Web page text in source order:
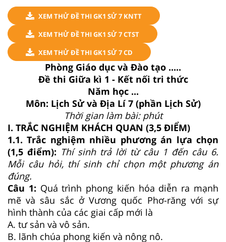
XEM THỬ ĐỀ THI GK1 SỬ 7 KNTT
XEM THỬ ĐỀ THI GK1 SỬ 7 CTST
XEM THỬ ĐỀ THI GK1 SỬ 7 CD
Phòng Giáo dục và Đào tạo .....
Đề thi Giữa kì 1 - Kết nối tri thức
Năm học ...
Môn: Lịch Sử và Địa Lí 7 (phần Lịch Sử)
Thời gian làm bài: phút
I. TRẮC NGHIỆM KHÁCH QUAN (3,5 ĐIỂM)
1.1. Trắc nghiệm nhiều phương án lựa chọn
(1,5 điểm): Thí sinh trả lời từ câu 1 đến câu 6.
Mỗi câu hỏi, thí sinh chỉ chọn một phương án
đúng.
Câu 1: Quá trình phong kiến hóa diễn ra mạnh
mẽ và sâu sắc ở Vương quốc Phơ-răng với sự
hình thành của các giai cấp mới là
A. tư sản và vô sản.
B. lãnh chúa phong kiến và nông nô.